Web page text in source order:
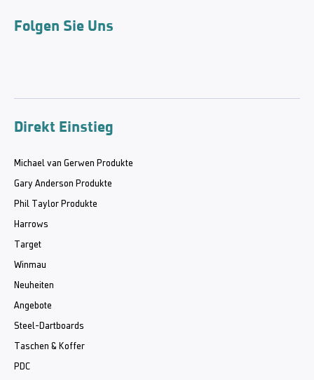
Folgen Sie Uns
Direkt Einstieg
Michael van Gerwen Produkte
Gary Anderson Produkte
Phil Taylor Produkte
Harrows
Target
Winmau
Neuheiten
Angebote
Steel-Dartboards
Taschen & Koffer
PDC